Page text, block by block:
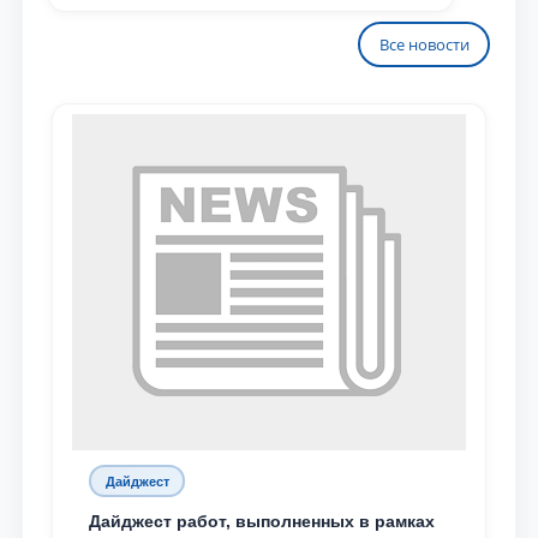
Все новости
Дайджест
Дайджест работ, выполненных в рамках